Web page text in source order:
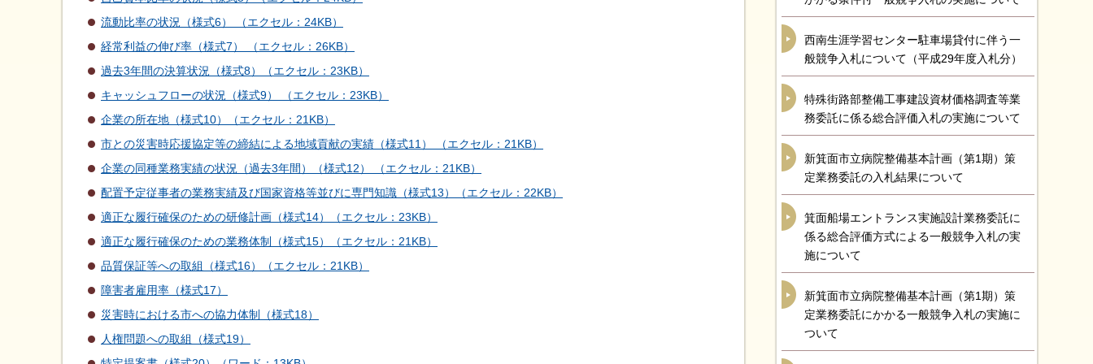
流動比率の状況（様式6） （エクセル：24KB）
経常利益の伸び率（様式7） （エクセル：26KB）
過去3年間の決算状況（様式8）（エクセル：23KB）
キャッシュフローの状況（様式9） （エクセル：23KB）
企業の所在地（様式10）（エクセル：21KB）
市との災害時応援協定等の締結による地域貢献の実績（様式11） （エクセル：21KB）
企業の同種業務実績の状況（過去3年間）（様式12） （エクセル：21KB）
配置予定従事者の業務実績及び国家資格等並びに専門知識（様式13）（エクセル：22KB）
適正な履行確保のための研修計画（様式14）（エクセル：23KB）
適正な履行確保のための業務体制（様式15）（エクセル：21KB）
品質保証等への取組（様式16）（エクセル：21KB）
障害者雇用率（様式17）
災害時における市への協力体制（様式18）
人権問題への取組（様式19）
西南生涯学習センター駐車場貸付に伴う一
般競争入札について（平成29年度入札分）
特殊街路部整備工事建設資材価格調査等業
務委託に係る総合評価入札の実施について
新箕面市立病院整備基本計画（第1期）策
定業務委託の入札結果について
箕面船場エントランス実施設計業務委託に
係る総合評価方式による一般競争入札の実
施について
新箕面市立病院整備基本計画（第1期）策
定業務委託にかかる一般競争入札の実施に
ついて